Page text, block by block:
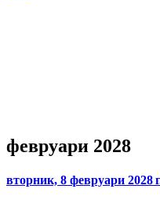
февруари 2028
вторник, 8 февруари 2028